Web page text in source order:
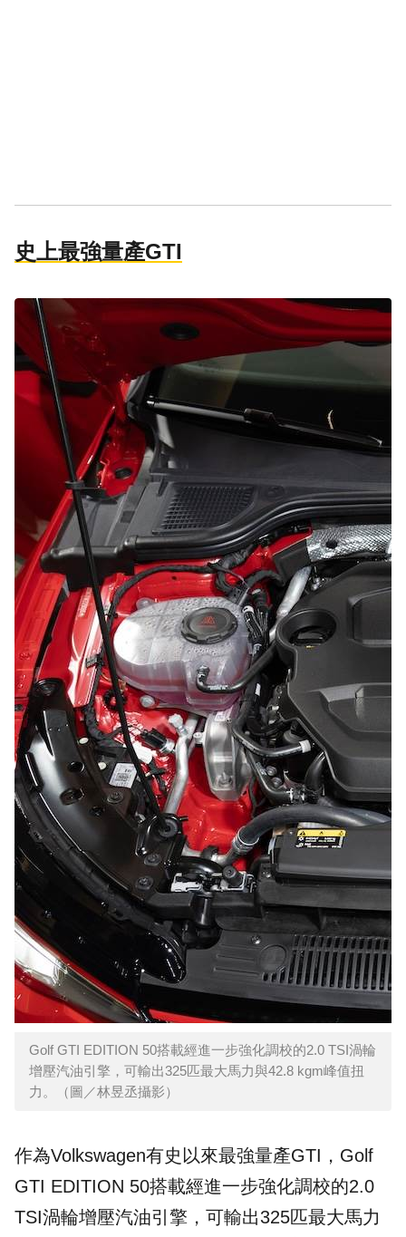
史上最強量產GTI
Golf GTI EDITION 50搭載經進一步強化調校的2.0 TSI渦輪
增壓汽油引擎，可輸出325匹最大馬力與42.8 kgm峰值扭
力。（圖／林昱丞攝影）
作為Volkswagen有史以來最強量產GTI，Golf
GTI EDITION 50搭載經進一步強化調校的2.0
TSI渦輪增壓汽油引擎，可輸出325匹最大馬力